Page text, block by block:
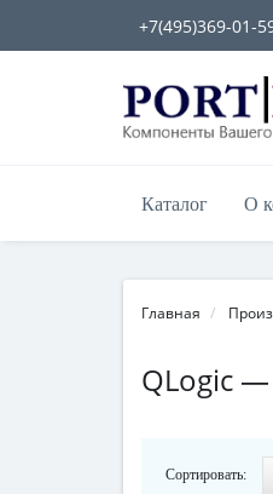
+7(495)369-01-
Каталог О
Главная
QLogic
Сортировать: